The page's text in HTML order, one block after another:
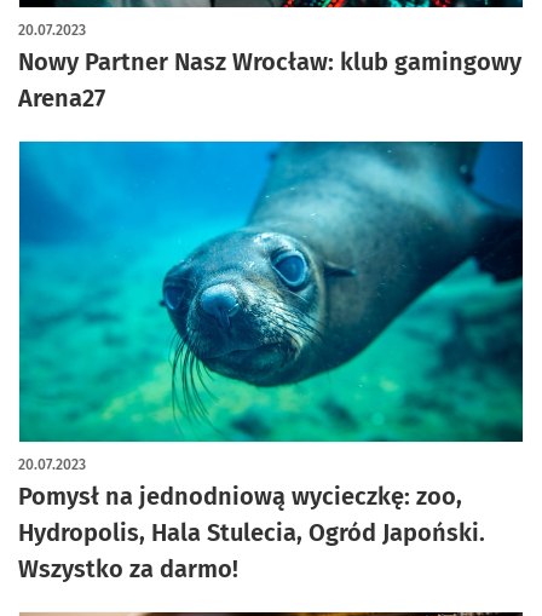
Nowy Partner Nasz Wrocław: klub gamingowy
Arena27
20.07.2023
Pomysł na jednodniową wycieczkę: zoo,
Hydropolis, Hala Stulecia, Ogród Japoński.
Wszystko za darmo!
20.07.2023